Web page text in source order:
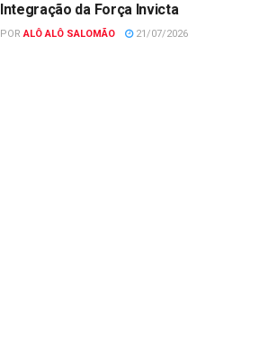
Integração da Força Invicta
POR ALÔ ALÔ SALOMÃO 21/07/2026